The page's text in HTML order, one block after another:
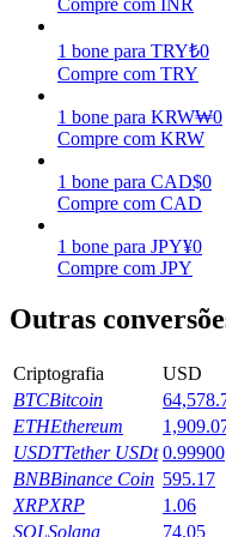
Ganhar
Ganhe recompensas
1 bone para TRY₺0
Compre com TRY
1 bone para KRW₩0
Compre com KRW
1 bone para CAD$0
Compre com CAD
1 bone para JPY¥0
Compre com JPY
Outras
Criptografia USD
BTCBitcoin
ETHEthereum
USDTTether USDt 0.99900
BNBBinance Coin 595.17
XRPXRP 1.06
SOLSolana 74.05